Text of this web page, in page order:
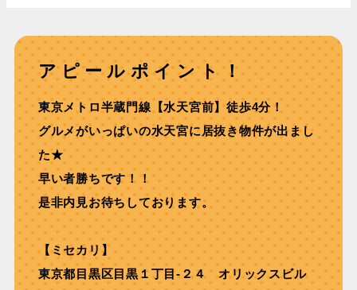
アピールポイント！
東京メトロ半蔵⾨線【⽔天宮前】徒歩4分！
グルメがいっぱいの水天宮に居抜き物件が出まし
た★
早い者勝ちです！！
是非内見お待ちしております。
【ミセカリ】
東京都目黒区目黒１丁目-２４ オリックスビル